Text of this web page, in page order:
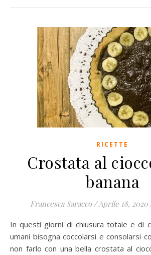
RICETTE
Crostata al
banana
Francesca Saracco /Aprile 18, 2020
In questi giorni di chiusura totale e di carenza di rapporti
umani bisogna coccolarsi e consolarsi
non farlo con una bella crostata al